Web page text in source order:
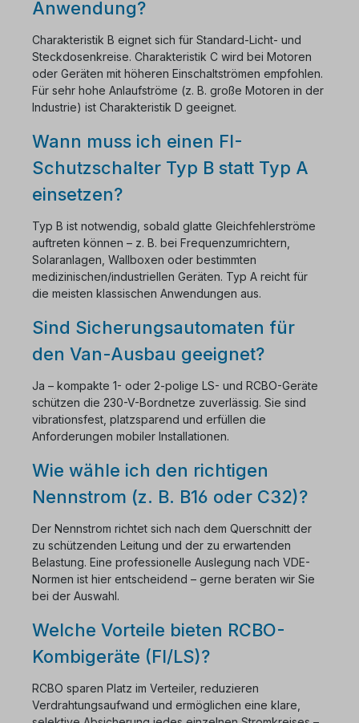
Anwendung?
Charakteristik B eignet sich für Standard-Licht- und
Steckdosenkreise. Charakteristik C wird bei Motoren
oder Geräten mit höheren Einschaltströmen empfohlen.
Für sehr hohe Anlaufströme (z. B. große Motoren in der
Industrie) ist Charakteristik D geeignet.
Wann muss ich einen FI-
Schutzschalter Typ B statt Typ A
einsetzen?
Typ B ist notwendig, sobald glatte Gleichfehlerströme
auftreten können – z. B. bei Frequenzumrichtern,
Solaranlagen, Wallboxen oder bestimmten
medizinischen/industriellen Geräten. Typ A reicht für
die meisten klassischen Anwendungen aus.
Sind Sicherungsautomaten für
den Van-Ausbau geeignet?
Ja – kompakte 1- oder 2-polige LS- und RCBO-Geräte
schützen die 230-V-Bordnetze zuverlässig. Sie sind
vibrationsfest, platzsparend und erfüllen die
Anforderungen mobiler Installationen.
Wie wähle ich den richtigen
Nennstrom (z. B. B16 oder C32)?
Der Nennstrom richtet sich nach dem Querschnitt der
zu schützenden Leitung und der zu erwartenden
Belastung. Eine professionelle Auslegung nach VDE-
Normen ist hier entscheidend – gerne beraten wir Sie
bei der Auswahl.
Welche Vorteile bieten RCBO-
Kombigeräte (FI/LS)?
RCBO sparen Platz im Verteiler, reduzieren
Verdrahtungsaufwand und ermöglichen eine klare,